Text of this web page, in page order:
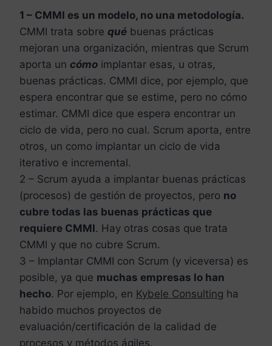
1 – CMMI es un modelo, no una metodología.
CMMI trata sobre qué buenas prácticas
mejoran una organización, mientras que Scrum
aporta un cómo implantar esas, u otras,
buenas prácticas. CMMI dice, por ejemplo, que
espera encontrar que se estime, pero no cómo
estimar. CMMI dice que espera encontrar un
ciclo de vida, pero no cual. Scrum aporta, entre
otros, un como implantar un ciclo de vida
iterativo e incremental.
2 – Scrum ayuda a implantar buenas prácticas
(procesos) de gestión de proyectos, pero no
cubre todas las buenas prácticas que
requiere CMMI. Hay otras cosas que trata
CMMI y que no cubre Scrum.
3 – Implantar CMMI con Scrum (y viceversa) es
posible, ya que muchas empresas lo han
hecho. Por ejemplo, en Kybele Consulting ha
habido muchos proyectos de
evaluación/certificación de la calidad de
procesos y métodos ágiles.